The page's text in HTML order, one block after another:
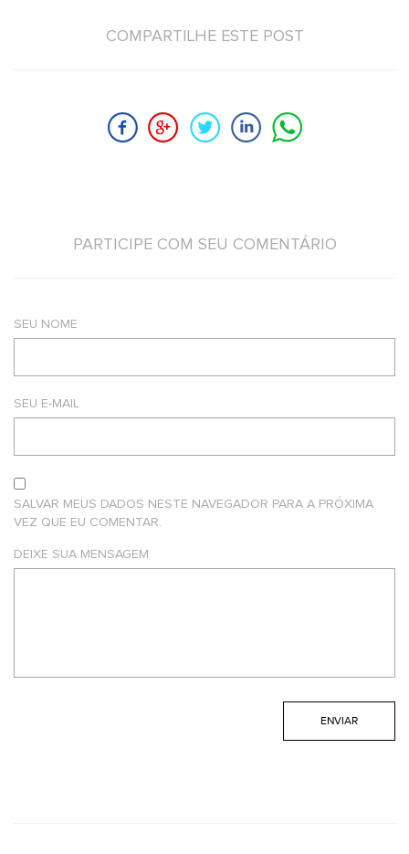
COMPARTILHE ESTE POST
PARTICIPE COM SEU COMENTÁRIO
SEU NOME
SEU E-MAIL
SALVAR MEUS DADOS NESTE NAVEGADOR PARA A PRÓXIMA
VEZ QUE EU COMENTAR.
DEIXE SUA MENSAGEM